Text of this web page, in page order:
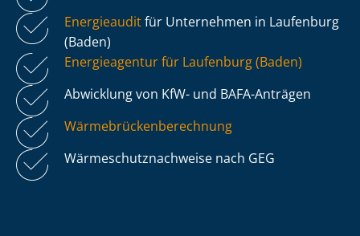
Energieauditfür Unternehmen in Laufenburg
(Baden)
Energieagentur für Laufenburg (Baden)
Abwicklung von KfW- und BAFA-Anträgen
Wär­me­brü­cken­be­rech­nung
Wär­me­schutz­nach­wei­se nach GEG